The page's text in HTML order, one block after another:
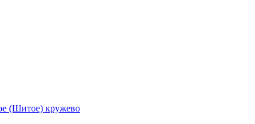
(Шитое) кружево